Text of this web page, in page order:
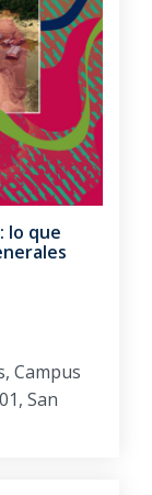
lo que
Campus
San